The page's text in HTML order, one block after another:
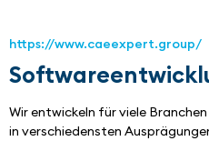
https://www.caeexpert.group/
Wir entwickeln für viele
in verschiedensten